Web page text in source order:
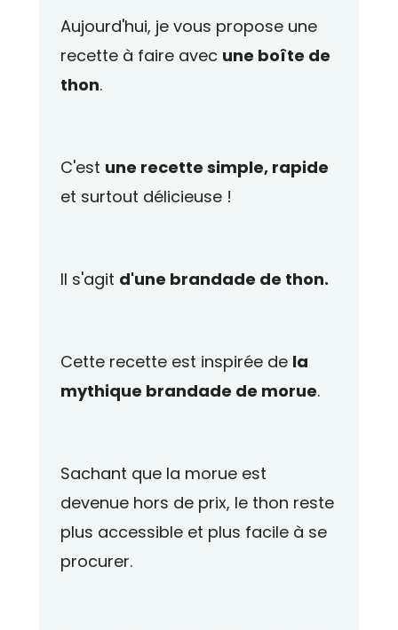
Aujourd'hui, je vous propose une
recette à faire avec une boîte de
thon.
C'est une recette simple, rapide
et surtout délicieuse !
Il s'agit d'une brandade de thon.
Cette recette est inspirée de la
mythique brandade de morue.
Sachant que la morue est
devenue hors de prix, le thon reste
plus accessible et plus facile à se
procurer.